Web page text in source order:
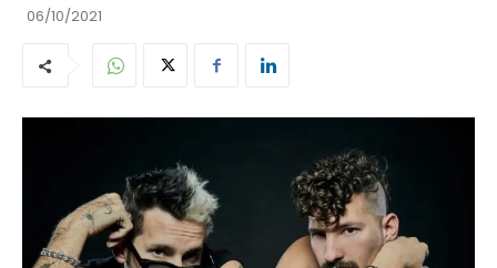
06/10/2021